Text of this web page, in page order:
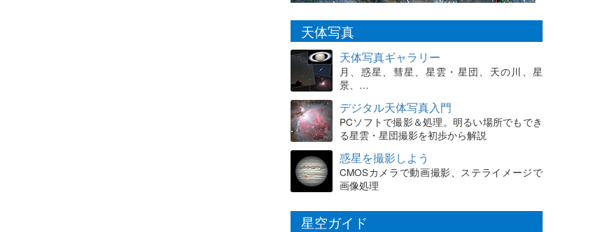
天体写真
天体写真ギャラリー
月、惑星、彗星、星雲・星団、天の川、星
景、…
デジタル天体写真入門
PCソフトで撮影＆処理。明るい場所でもでき
る星雲・星団撮影を初歩から解説
惑星を撮影しよう
CMOSカメラで動画撮影、ステライメージで
画像処理
星空ガイド